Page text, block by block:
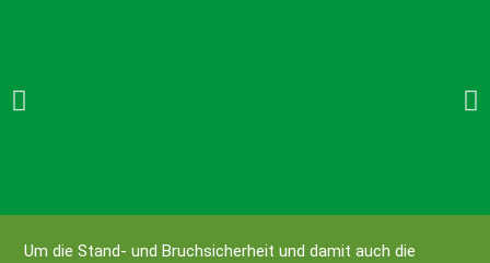
Um die Stand- und Bruchsicherheit und damit auch die